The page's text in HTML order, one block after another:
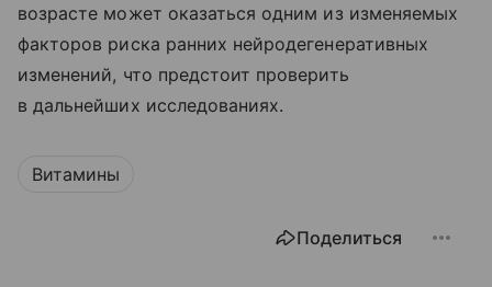
возрасте может оказаться одним из изменяемых
факторов риска ранних нейродегенеративных
изменений, что предстоит проверить
в дальнейших исследованиях.
Витамины
Поделиться